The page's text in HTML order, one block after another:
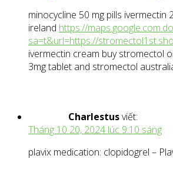
minocycline 50 mg pills ivermectin
ireland https://
sa=t&url=https://
ivermectin cream buy stromectol
3mg tablet and stromectol
Charlestusviết:
Tháng 10 20, 2024 lúc 9:10 sáng
plavix medication: clopidogrel –